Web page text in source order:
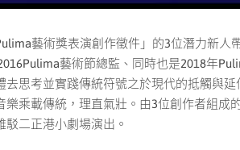
藝術獎表演創作徵件」的3位潛力新人
藝術節總監、同時也是2018年
思考並實踐傳統符號之於現代的抵觸與
乘載傳統，理直氣壯。由3位創作者組成
二正港小劇場演出。